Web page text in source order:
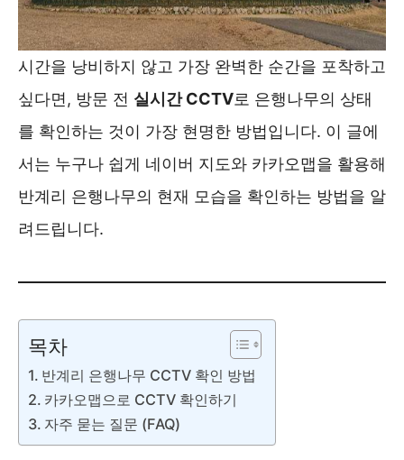
시간을 낭비하지 않고 가장 완벽한 순간을 포착하고
싶다면, 방문 전 실시간 CCTV로 은행나무의 상태
를 확인하는 것이 가장 현명한 방법입니다. 이 글에
서는 누구나 쉽게 네이버 지도와 카카오맵을 활용해
반계리 은행나무의 현재 모습을 확인하는 방법을 알
려드립니다.
목차
반계리 은행나무 CCTV 확인 방법
카카오맵으로 CCTV 확인하기
자주 묻는 질문 (FAQ)